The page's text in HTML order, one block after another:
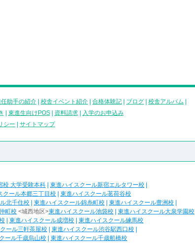
助手の紹介 校舎イベント紹介 合格体験記 ブログ 校舎アルバム
東進生向けPOS| 資料請求|
入学のお申込み
シー サイトマップ
校 大学受験本科 東進ハイスクール新宿エルタワー校
クール本郷三丁目校
東進ハイスクール茗荷谷校
北千住校 東進ハイスクール錦糸町校 東進ハイスクール豊洲校
町校 <城西地区>東進ハイスクール池袋校 東進ハイスクール大泉学園校
東進ハイスクール成増校
東進ハイスクール練馬校
ール三軒茶屋校 東進ハイスクール渋谷駅西口校
ール千歳烏山校
東進ハイスクール千歳船橋校